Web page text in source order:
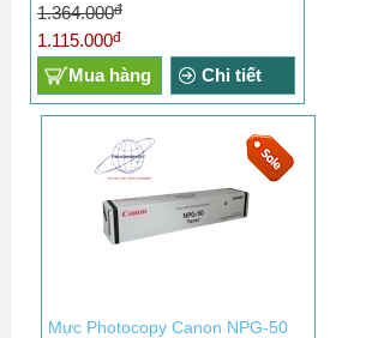
1.364.000đ
1.115.000đ
Mua hàng Chi tiết
Mực Photocopy Canon NPG-50